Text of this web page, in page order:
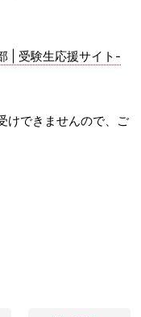
| 受験生応援サイト-
けできませんので、ご